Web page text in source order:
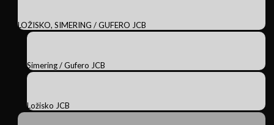
LOŽISKO, SIMERING / GUFERO JCB
Simering / Gufero JCB
Ložisko JCB